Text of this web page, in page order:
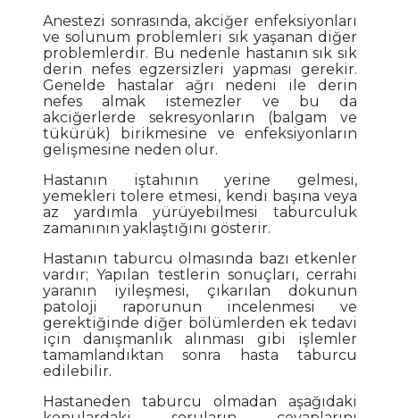
Anestezi sonrasında, akciğer enfeksiyonları
ve solunum problemleri sık yaşanan diğer
problemlerdir. Bu nedenle hastanın sık sık
derin nefes egzersizleri yapması gerekir.
Genelde hastalar ağrı nedeni ile derin
nefes almak istemezler ve bu da
akciğerlerde sekresyonların (balgam ve
tükürük) birikmesine ve enfeksiyonların
gelişmesine neden olur.
Hastanın iştahının yerine gelmesi,
yemekleri tolere etmesi, kendi başına veya
az yardımla yürüyebilmesi taburculuk
zamanının yaklaştığını gösterir.
Hastanın taburcu olmasında bazı etkenler
vardır; Yapılan testlerin sonuçları, cerrahi
yaranın iyileşmesi, çıkarılan dokunun
patoloji raporunun incelenmesi ve
gerektiğinde diğer bölümlerden ek tedavi
için danışmanlık alınması gibi işlemler
tamamlandıktan sonra hasta taburcu
edilebilir.
Hastaneden taburcu olmadan aşağıdaki